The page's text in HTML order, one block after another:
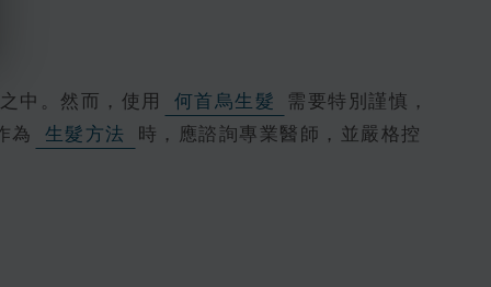
中。然而，使用 何首烏生髮
需要特別謹慎，
為
生髮方法 時，應諮詢專業醫師，並嚴格控